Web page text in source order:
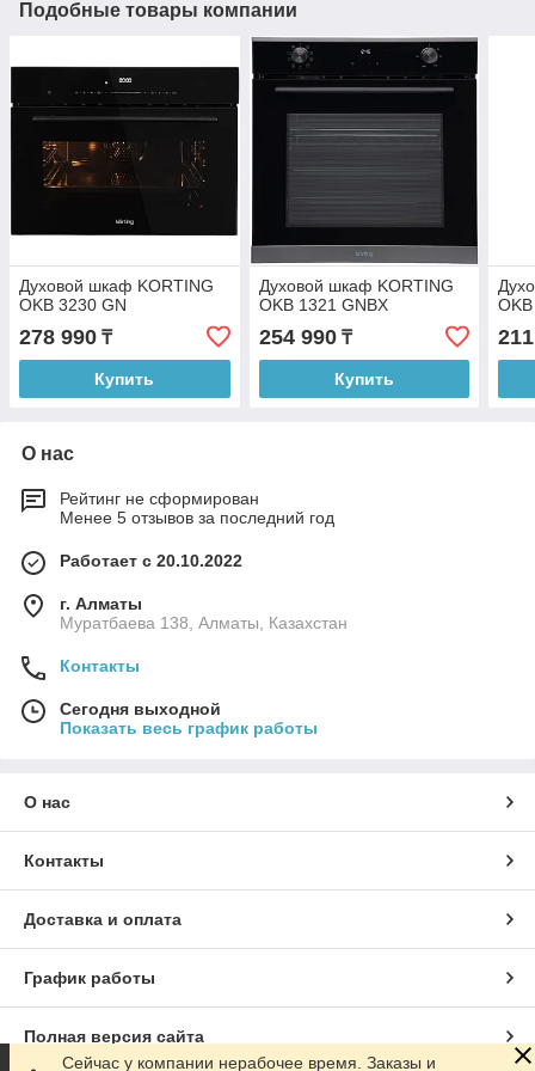
Подобные товары компании
Духовой шкаф KORTING
OKB 3230 GN
278 990 ₸
Купить
Духовой шкаф KORTING
OKB 1321 GNBX
254 990₸
Купить
О нас
Рейтинг не сформирован
Менее 5 отзывов за последний год
Работает с 20.10.2022
г. Алматы
Муратбаева 138, Алматы, Казахстан
Контакты
Сегодня выходной
Показать весь график работы
О нас
Контакты
Доставка и оплата
График работы
Полная версия сайта
Сейчас у компании нерабочее время. Заказы и